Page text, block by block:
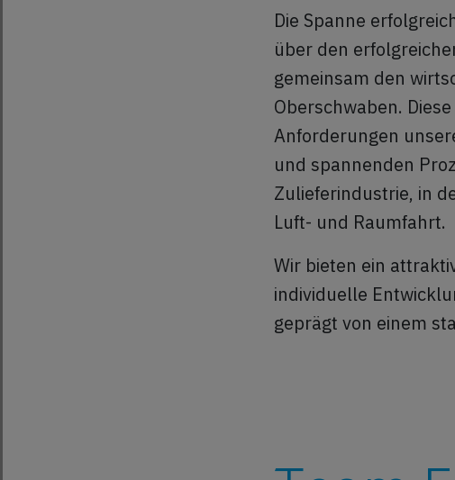
Die Spanne
über den
gemeinsam den
Oberschwaben.
Anforderungen
und spannenden
Zulieferindustrie, in
Luft- und Raumfahrt.
Wir bieten ein
individuelle
geprägt von einem